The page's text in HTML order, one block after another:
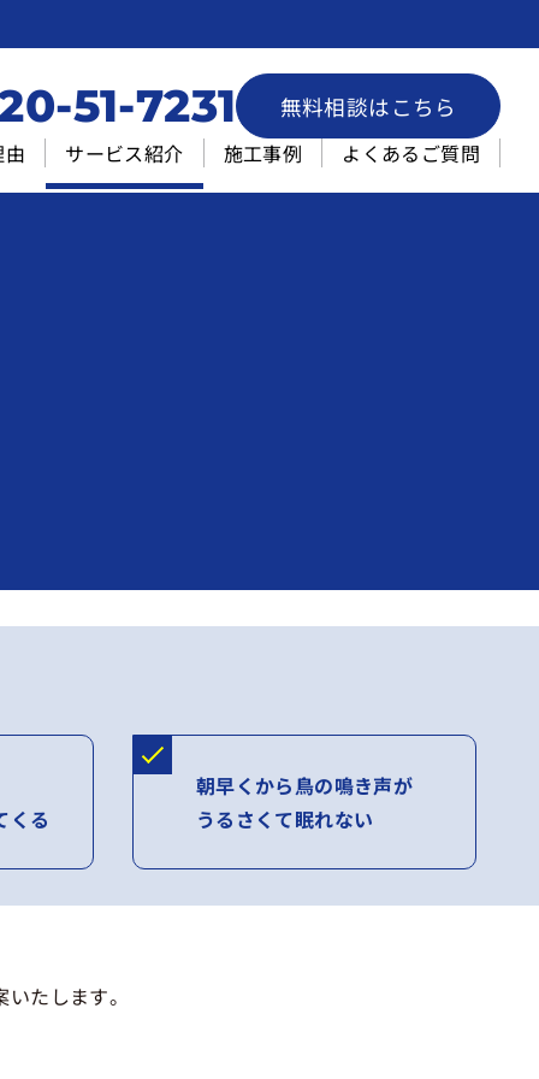
51-7231 無料相談はこちら
サービス紹介 施工事例 よくあるご質問
くる
朝早くから鳥の鳴き声が
うるさくて眠れない
たします。